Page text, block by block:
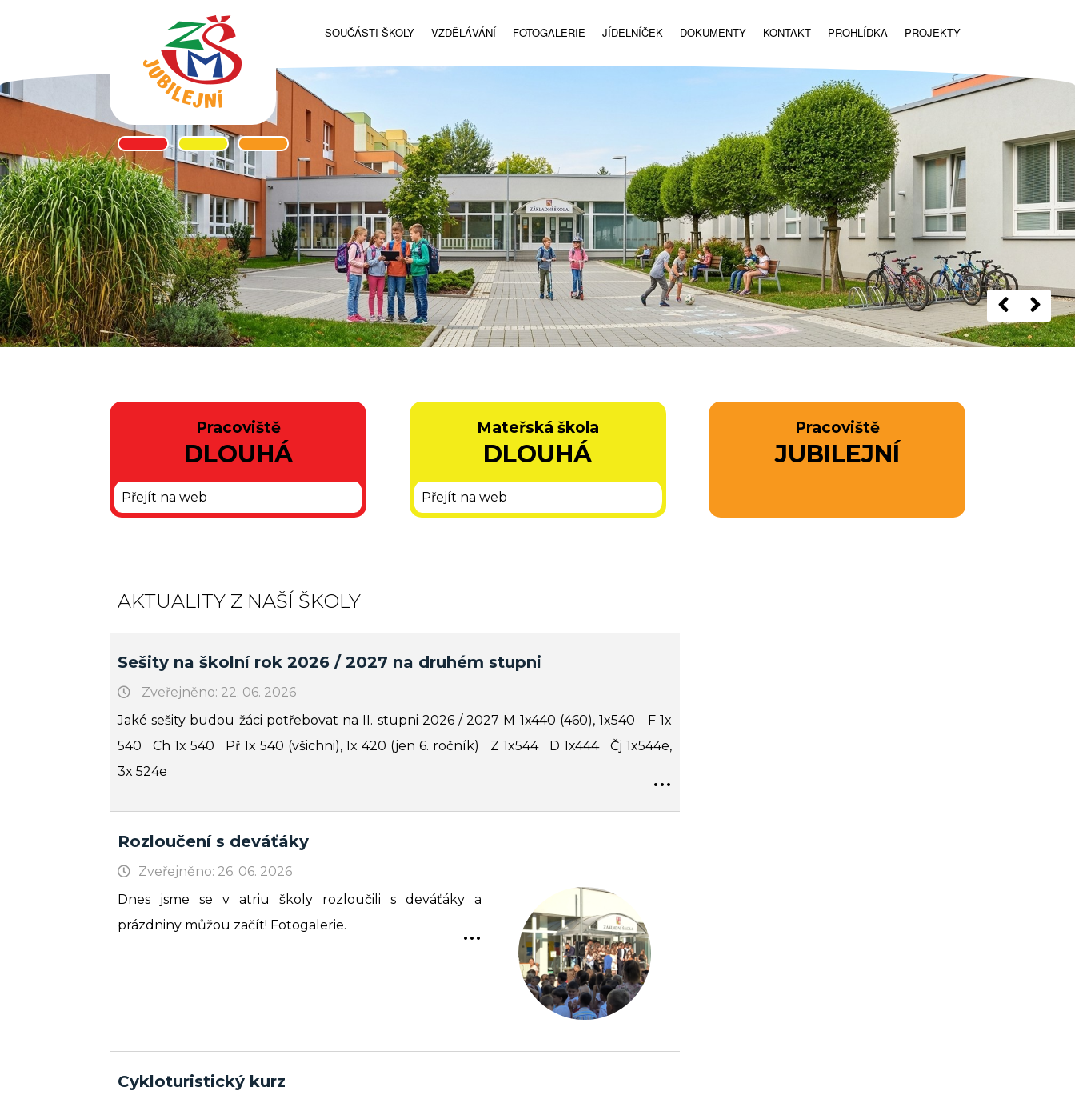
SOUČÁSTI ŠKOLY VZDĚLÁVÁNÍ FOTOGALERIE JÍDELNÍČEK DOKUMENTY KONTAKT PROHLÍDKA PROJEKTY
Pracoviště
DLOUHÁ
Přejít na web
Mateřská škola
DLOUHÁ
Přejít na web
Pracoviště
JUBILEJNÍ
AKTUALITY Z NAŠÍ ŠKOLY
Sešity na školní rok 2026 / 2027 na druhém stupni
Zveřejněno: 22. 06. 2026
Jaké sešity budou žáci potřebovat na II. stupni 2026 / 2027 M 1x440 (460), 1x540 F 1x
540 Ch 1x 540 Př 1x 540 (všichni), 1x 420 (jen 6. ročník) Z 1x544 D 1x444 Čj 1x544e,
3x 524e
...
Rozloučení s deváťáky
Zveřejněno: 26. 06. 2026
Dnes jsme se v atriu školy rozloučili s deváťáky a
prázdniny můžou začít! Fotogalerie.
...
Cykloturistický kurz